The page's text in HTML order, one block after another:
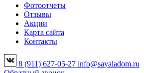
Фотоотчеты
Отзывы
Акции
Карта сайта
Контакты
8 (911) 627-05-27 info@sayaladom.ru